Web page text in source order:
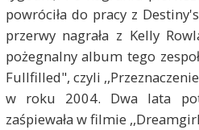
powróciła do pracy z
przerwy nagrała z Kelly
pożegnalny album tego
Fullfilled", czyli
w roku 2004. Dwa lata
zaśpiewała w filmie